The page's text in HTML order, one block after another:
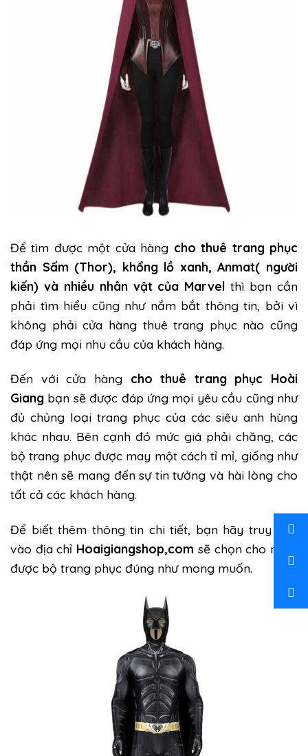
Để tìm được một cửa hàng cho thuê trang phục
thần Sấm (Thor), khổng lồ xanh, Anmat( người
kiến) và nhiều nhân vật của Marvelthì bạn cần
phải tìm hiểu cũng như nắm bắt thông tin, bởi vì
không phải cửa hàng thuê trang phục nào cũng
đáp ứng mọi nhu cầu của khách hàng.
Đến với cửa hàng cho thuê trang phục Hoài
Giang bạn sẽ được đáp ứng mọi yêu cầu cũng như
đủ chủng loại trang phục của các siêu anh hùng
khác nhau. Bên cạnh đó mức giá phải chăng, các
bộ trang phục được may một cách tỉ mỉ, giống như
thật nên sẽ mang đến sự tin tưởng và hài lòng cho
tất cả các khách hàng.
Để biết thêm thông tin chi tiết, bạn hãy truy cập
vào địa chỉ Hoaigiangshop,com sẽ chọn cho mình
được bộ trang phục đúng như mong muốn.